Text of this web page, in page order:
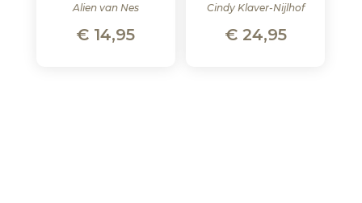
Alien van Nes
€ 14,95
Cindy Klaver-Nijlhof
€24,95